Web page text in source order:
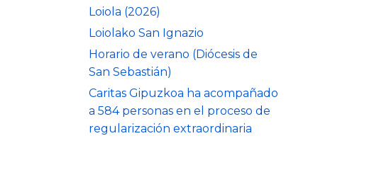
Loiola (2026)
Loiolako San Ignazio
Horario de verano (Diócesis de
San Sebastián)
Caritas Gipuzkoa ha acompañado
a 584 personas en el proceso de
regularización extraordinaria